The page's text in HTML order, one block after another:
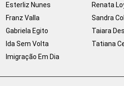
Esterliz Nunes
Franz Valla
Gabriela Egito
Ida Sem Volta
Imigração Em Dia
Renata
Sandra
Taiara
Tatiana